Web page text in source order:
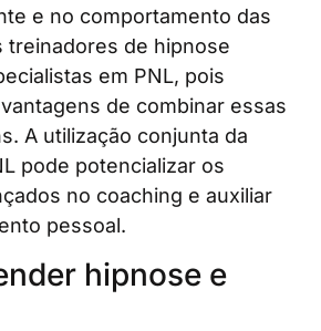
e no comportamento das
treinadores de hipnose
em PNL, pois
de combinar essas
A utilização conjunta da
pode potencializar os
no coaching e auxiliar
pessoal.
hipnose e